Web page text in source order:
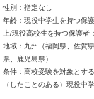
性別：指定なし
年齢：現役中学生を持つ保
上/現役高校生を持つ保護
地域：九州（福岡県、佐賀
県、鹿児島県）
条件：高校受験を対象とす
（したことのある）現役中